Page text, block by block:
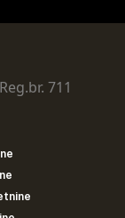
711